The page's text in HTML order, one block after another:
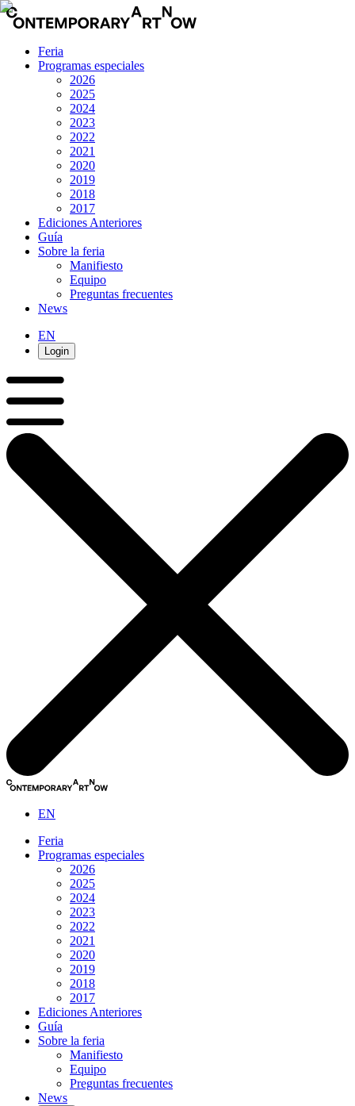
Feria
Programas especiales
2026
2025
2024
2023
2022
2021
2020
2019
2018
2017
Ediciones Anteriores
Guía
Sobre la feria
Manifiesto
Equipo
Preguntas frecuentes
News
EN
Login
EN
Feria
Programas especiales
2026
2025
2024
2023
2022
2021
2020
2019
2018
2017
Ediciones Anteriores
Guía
Sobre la feria
Manifiesto
Equipo
Preguntas frecuentes
News